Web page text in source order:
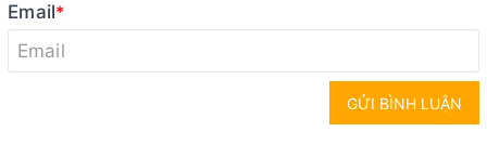
Email*
GỬI BÌNH LUẬN